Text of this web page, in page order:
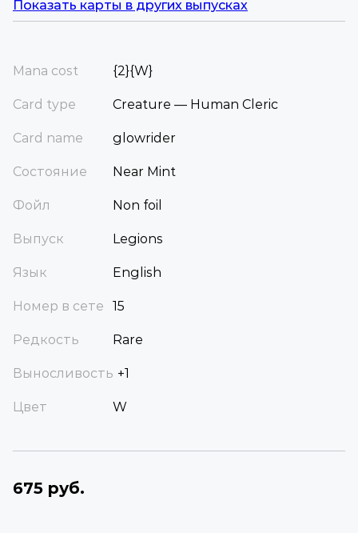
Показать карты в других выпусках
Mana cost {2}{W}
Card type Creature — Human Cleric
Card name glowrider
Состояние Near Mint
Фойл Non foil
Выпуск Legions
Язык English
Номер в сете 15
Редкость Rare
Выносливость +1
Цвет W
675 руб.